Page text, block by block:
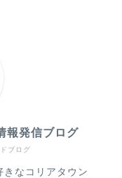
ブログ
報発信ブログ
なコリアタウン